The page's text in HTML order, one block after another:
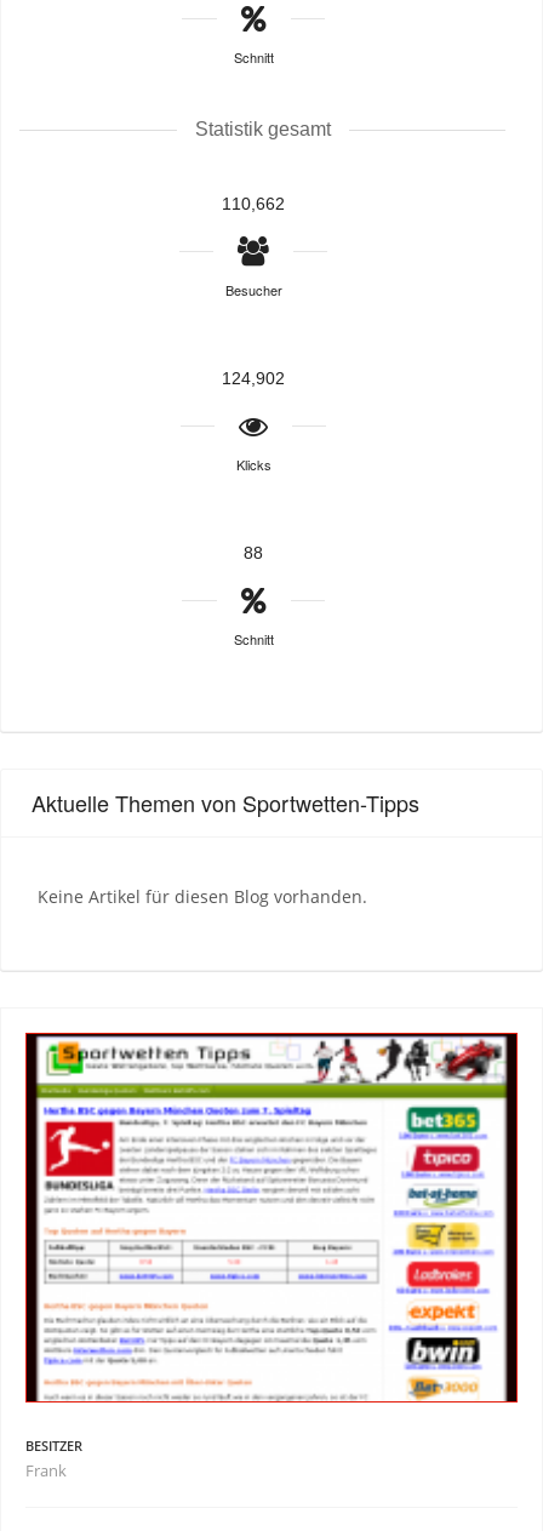
Schnitt
Statistik gesamt
110,662
Besucher
124,902
Klicks
88
Schnitt
Aktuelle Themen von Sportwetten-Tipps
Keine Artikel für diesen Blog vorhanden.
BESITZER
Frank